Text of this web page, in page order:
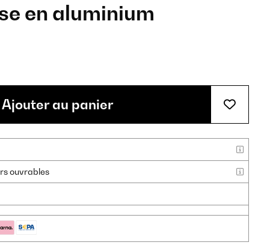
en aluminium
Ajouter au panier
ouvrables